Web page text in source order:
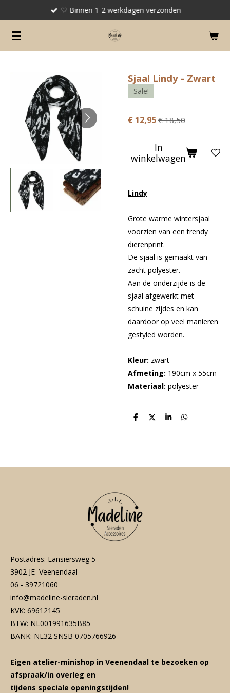
naar
de
♡ Binnen 1-2 werkdagen verzonden
Sjaal Lindy - Zwart
Sale!
€ 12,95 € 18,50
In
winkelwagen
Lindy
Grote warme wintersjaal
voorzien van een trendy
dierenprint.
De sjaal is gemaakt van
zacht polyester.
Aan de onderzijde is de
sjaal afgewerkt met
schuine zijdes en kan
daardoor op veel manieren
gestyled worden.
Kleur: zwart
Afmeting: 190cm x 55cm
Materiaal: polyester
D
D
S
D
Postadres: Lansiersweg 5
3902 JE Veenendaal
06 - 39721060
info@madeline-sieraden.nl
KVK: 69612145
BTW: NL001991635B85
BANK: NL32 SNSB 0705766926
Eigen atelier-minishop in Veenendaal te bezoeken op
afspraak/in overleg en
tijdens speciale openingstijden!